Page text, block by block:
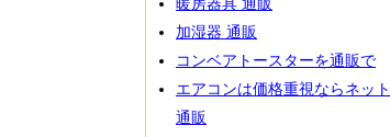
暖房器具 通販
加湿器 通販
コンベアトースターを通販で
エアコンは価格重視ならネット
通販